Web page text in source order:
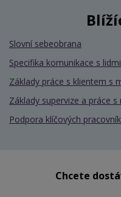
Slovní sebeobrana
Specifika komunikace s
Základy práce s klientem s
Základy supervize a práce
Podpora klíčových
Chcete